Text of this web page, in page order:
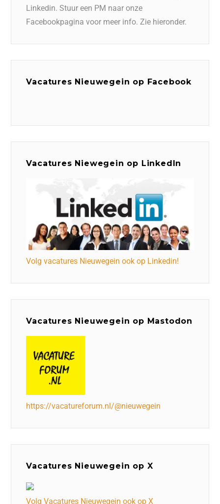
Linkedin. Stuur een PM naar onze
Facebookpagina voor meer info. Zie hieronder.
Vacatures Nieuwegein op Facebook
Vacatures Niewegein op LinkedIn
Volg vacatures Nieuwegein ook op Linkedin!
Vacatures Nieuwegein op Mastodon
https://vacatureforum.nl/@nieuwegein
Vacatures Nieuwegein op X
Volg Vacatures Nieuwegein ook op X